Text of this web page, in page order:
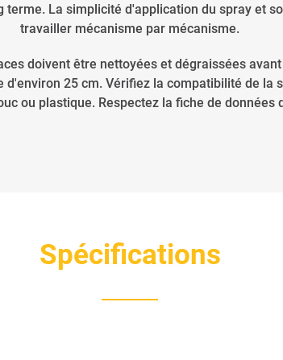
La simplicité d'application du spray et
travailler mécanisme par mécanisme.
doivent être nettoyées et dégraissées
d'environ 25 cm. Vérifiez la compatibilité de la
ou plastique. Respectez la fiche de données
Spécifications